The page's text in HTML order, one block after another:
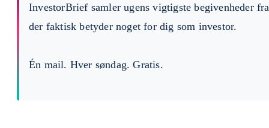
InvestorBrief samler ugens vigtigste begivenheder
der faktisk betyder noget for dig som investor.
Én mail. Hver søndag. Gratis.